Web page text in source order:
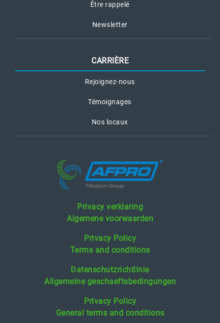
Être rappelé
Newsletter
CARRIÈRE
Rejoignez-nous
Témoignages
Nos locaux
Privacy verklaring
Algemene voorwaarden
Privacy Policy
Terms and conditions
Datenschutzrichtlinie
Allgemeine geschaeftsbedingungen
Privacy Policy
General terms and conditions